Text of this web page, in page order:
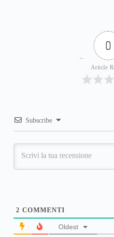
0
Article
Subscribe
2 COMMENTI
Oldest